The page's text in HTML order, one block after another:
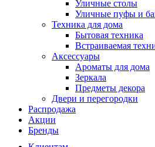
Уличные столы
Уличные пуфы и
Техника для дома
Бытовая техника
Встраиваемая
Аксессуары
Ароматы для дома
Зеркала
Предметы декора
Двери и перегородки
Распродажа
Акции
Бренды